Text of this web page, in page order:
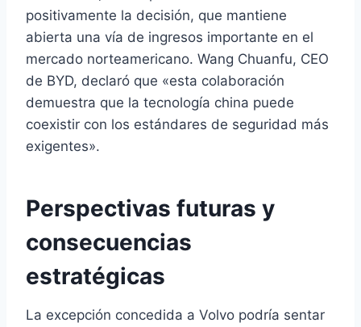
positivamente la decisión, que mantiene
abierta una vía de ingresos importante en el
mercado norteamericano. Wang Chuanfu, CEO
de BYD, declaró que «esta colaboración
demuestra que la tecnología china puede
coexistir con los estándares de seguridad más
exigentes».
Perspectivas futuras y
consecuencias
estratégicas
La excepción concedida a Volvo podría sentar